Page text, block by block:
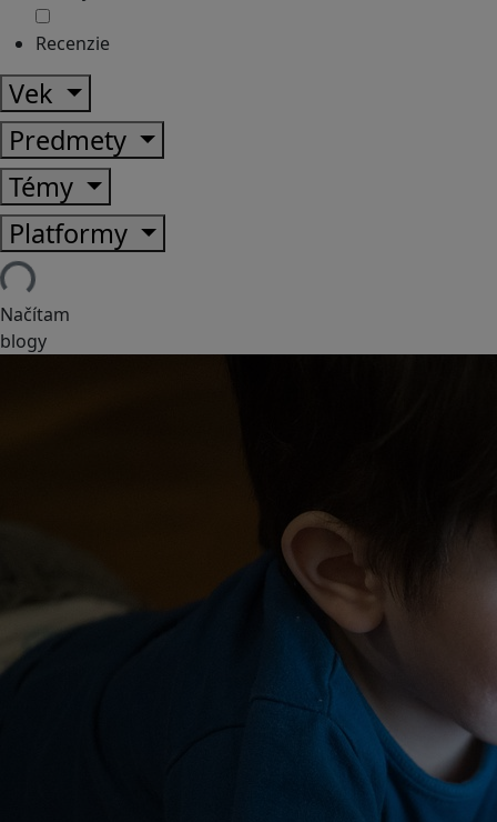
Recenzie
Vek
Predmety
Témy
Platformy
Načítam
blogy